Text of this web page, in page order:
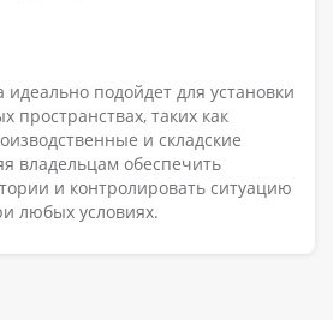
подойдет для установки
пространствах, таких как
и складские
владельцам обеспечить
и контролировать ситуацию
любых условиях.